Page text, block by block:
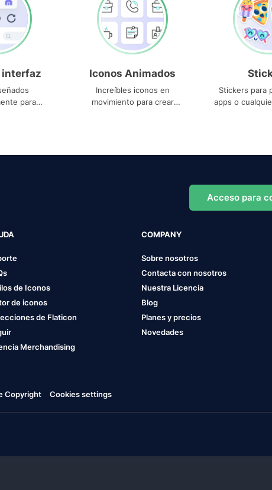
interfaz
para
Iconos Animados
Increíbles iconos en
movimiento para crear
Stickers para
apps o
Acceso para
de Iconos
de iconos
de Flaticon
Merchandising
COMPANY
Sobre nosotros
Contacta con nosotros
Nuestra Licencia
Blog
Planes y precios
Novedades
Copyright Cookies settings